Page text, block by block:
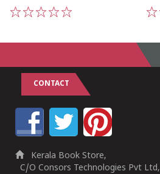
CONTACT
Kerala Book Store,
C/O Consors Technologies Pvt Ltd,